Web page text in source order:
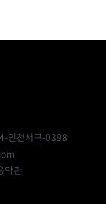
인천서구-0398
약관